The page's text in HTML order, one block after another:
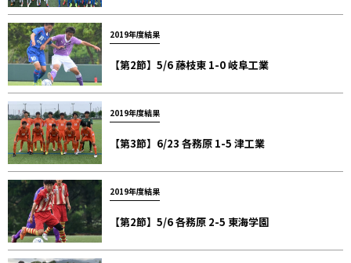
2019年度結果
【第2節】5/6 藤枝東 1-0 岐阜工業
2019年度結果
【第3節】6/23 各務原 1-5 津工業
2019年度結果
【第2節】5/6 各務原 2-5 東海学園